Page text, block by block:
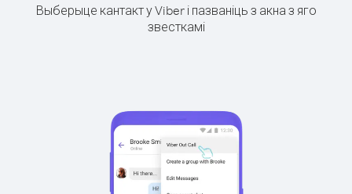
Выберыце кантакт у Viber і пазваніць з акна з яго
звесткамі